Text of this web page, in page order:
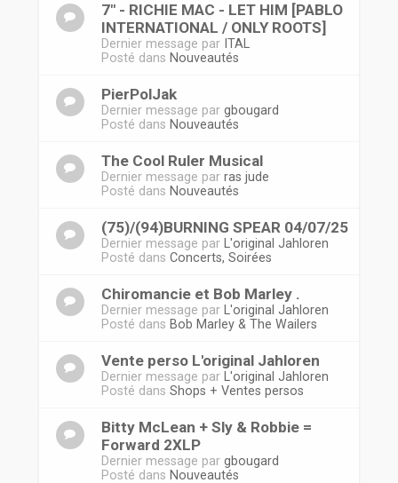
7" - RICHIE MAC - LET HIM [PABLO
INTERNATIONAL / ONLY ROOTS]
Dernier message par ITAL
Posté dans Nouveautés
PierPolJak
Dernier message par gbougard
Posté dans Nouveautés
The Cool Ruler Musical
Dernier message par ras jude
Posté dans Nouveautés
(75)/(94)BURNING SPEAR 04/07/25
Dernier message par
L'original Jahloren
Posté dans Concerts, Soirées
Chiromancie et Bob Marley .
Dernier message par
L'original Jahloren
Posté dans Bob Marley & The Wailers
Vente perso L'original Jahloren
Dernier message par
L'original Jahloren
Posté dans Shops + Ventes persos
Bitty McLean + Sly & Robbie =
Forward 2XLP
Dernier message par gbougard
Posté dans Nouveautés